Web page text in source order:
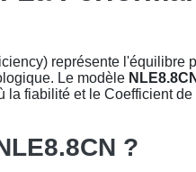
représente l'équilibre
Le modèle NLE8.8CN
fiabilité et le Coefficient
?